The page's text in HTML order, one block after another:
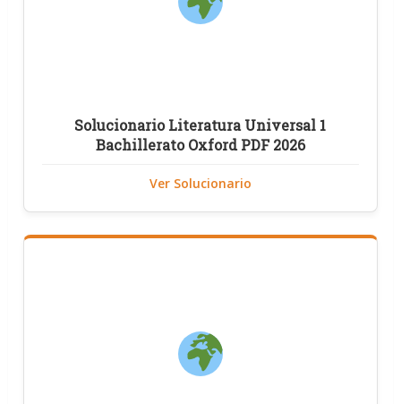
Solucionario Literatura Universal 1
Bachillerato Oxford PDF 2026
Ver Solucionario